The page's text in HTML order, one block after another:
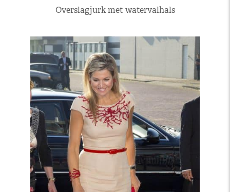
Overslagjurk met watervalhals